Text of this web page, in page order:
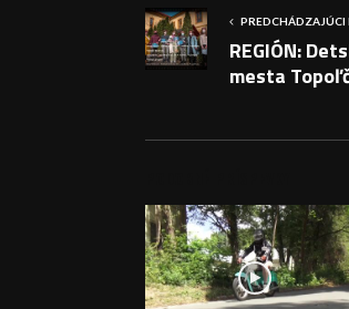
PREDCHÁDZAJÚCI
REGIÓN:
mesta